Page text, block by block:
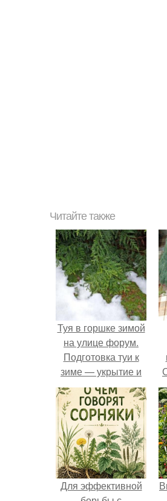
Читайте также
Туя в горшке зимой
на улице форум.
Подготовка туи к
зиме — укрытие и
правильный уход
Для эффективной